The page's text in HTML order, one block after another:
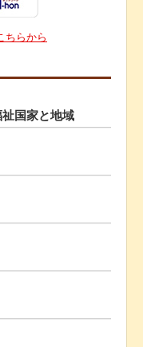
ちらから
国家と地域